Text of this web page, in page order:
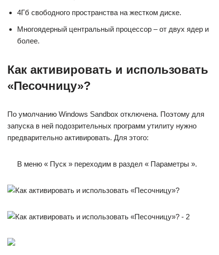
4Гб свободного пространства на жестком диске.
Многоядерный центральный процессор – от двух ядер и
более.
Как активировать и использовать
«Песочницу»?
По умолчанию Windows Sandbox отключена. Поэтому для
запуска в ней подозрительных программ утилиту нужно
предварительно активировать. Для этого:
В меню « Пуск » переходим в раздел « Параметры ».